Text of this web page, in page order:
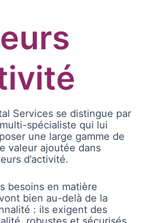
Services se distingue par
spécialiste qui lui
une large gamme de
valeur ajoutée dans
d’activité.
besoins en matière
bien au-delà de la
: ils exigent des